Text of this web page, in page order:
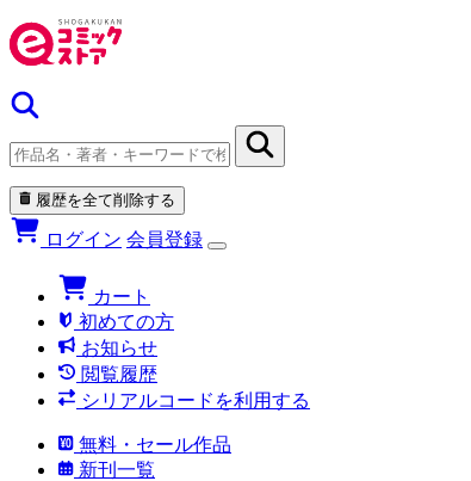
履歴を全て削除する
ログイン 会員登録
カート
初めての方
お知らせ
閲覧履歴
シリアルコードを利用する
無料・セール作品
新刊一覧